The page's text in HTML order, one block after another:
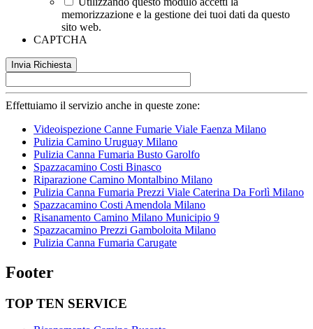
memorizzazione e la gestione dei tuoi dati da questo
sito web.
CAPTCHA
Effettuiamo il servizio anche in queste zone:
Videoispezione Canne Fumarie Viale Faenza Milano
Pulizia Camino Uruguay Milano
Pulizia Canna Fumaria Busto Garolfo
Spazzacamino Costi Binasco
Riparazione Camino Montalbino Milano
Pulizia Canna Fumaria Prezzi Viale Caterina Da Forlì Milano
Spazzacamino Costi Amendola Milano
Risanamento Camino Milano Municipio 9
Spazzacamino Prezzi Gamboloita Milano
Pulizia Canna Fumaria Carugate
Footer
TOP TEN SERVICE